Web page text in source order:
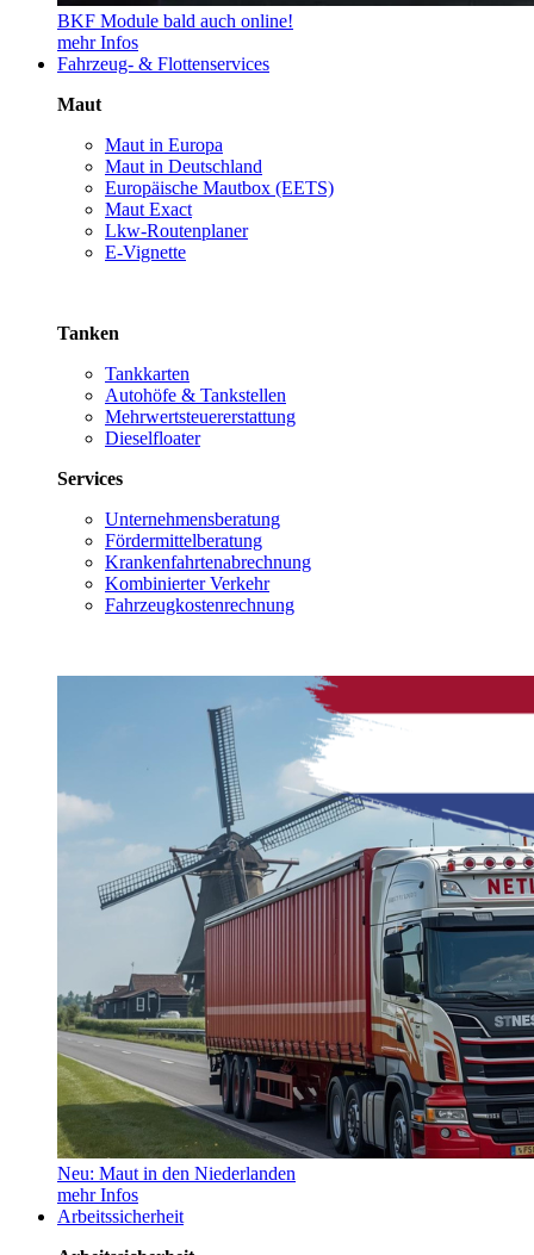
BKF Module bald auch online!
mehr Infos
Fahrzeug- & Flottenservices
Maut
Maut in Europa
Maut in Deutschland
Europäische Mautbox (EETS)
Maut Exact
Lkw-Routenplaner
E-Vignette
Tanken
Tankkarten
Autohöfe & Tankstellen
Mehrwertsteuererstattung
Dieselfloater
Services
Unternehmensberatung
Fördermittelberatung
Krankenfahrtenabrechnung
Kombinierter Verkehr
Fahrzeugkostenrechnung
Neu: Maut in den Niederlanden
mehr Infos
Arbeitssicherheit